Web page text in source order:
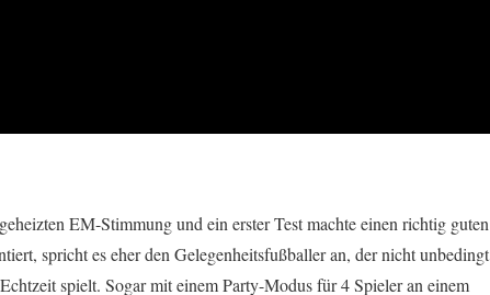
EM-Stimmung und ein erster Test machte einen richtig guten
spricht es eher den Gelegenheitsfußballer an, der nicht unbedingt
spielt. Sogar mit einem Party-Modus für 4 Spieler an einem